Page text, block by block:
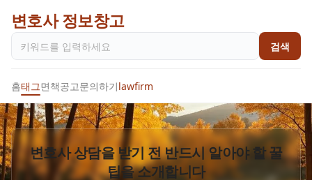
변호사 정보창고
검색
홈태그면책공고문의하기lawfirm
변호사 상담을 받기 전 반드시 알아야 할 꿀
팁을 소개합니다